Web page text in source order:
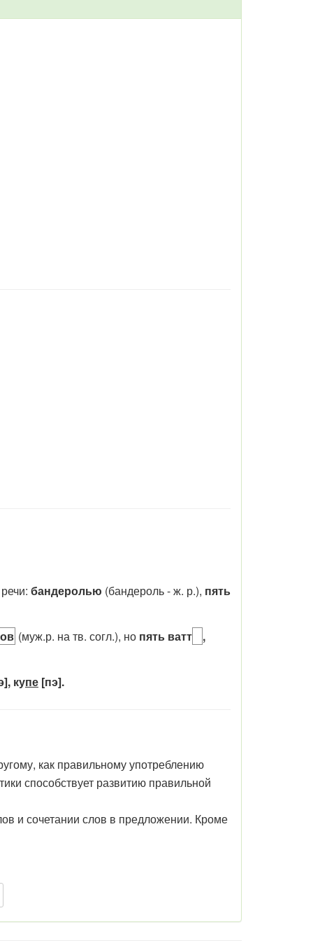
бандеролью (бандероль - ж. р.), пять
ов (муж.р. на тв. согл.), но пять ватт ,
купе [пэ].
как правильному употреблению
способствует развитию правильной
и сочетании слов в предложении. Кроме